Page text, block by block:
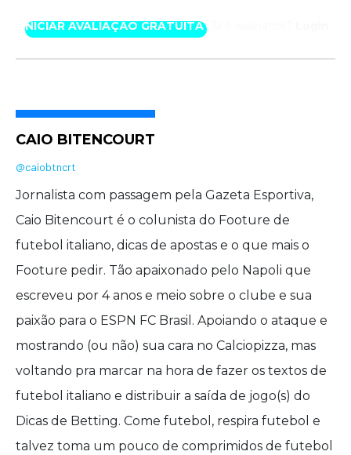
INICIAR AVALIAÇÃO GRATUITA
CAIO BITENCOURT
@caiobtncrt
Jornalista com passagem pela Gazeta Esportiva,
Caio Bitencourt é o colunista do Footure de
futebol italiano, dicas de apostas e o que mais o
Footure pedir. Tão apaixonado pelo Napoli que
escreveu por 4 anos e meio sobre o clube e sua
paixão para o ESPN FC Brasil. Apoiando o ataque e
mostrando (ou não) sua cara no Calciopizza, mas
voltando pra marcar na hora de fazer os textos de
futebol italiano e distribuir a saída de jogo(s) do
Dicas de Betting. Come futebol, respira futebol e
talvez toma um pouco de comprimidos de futebol